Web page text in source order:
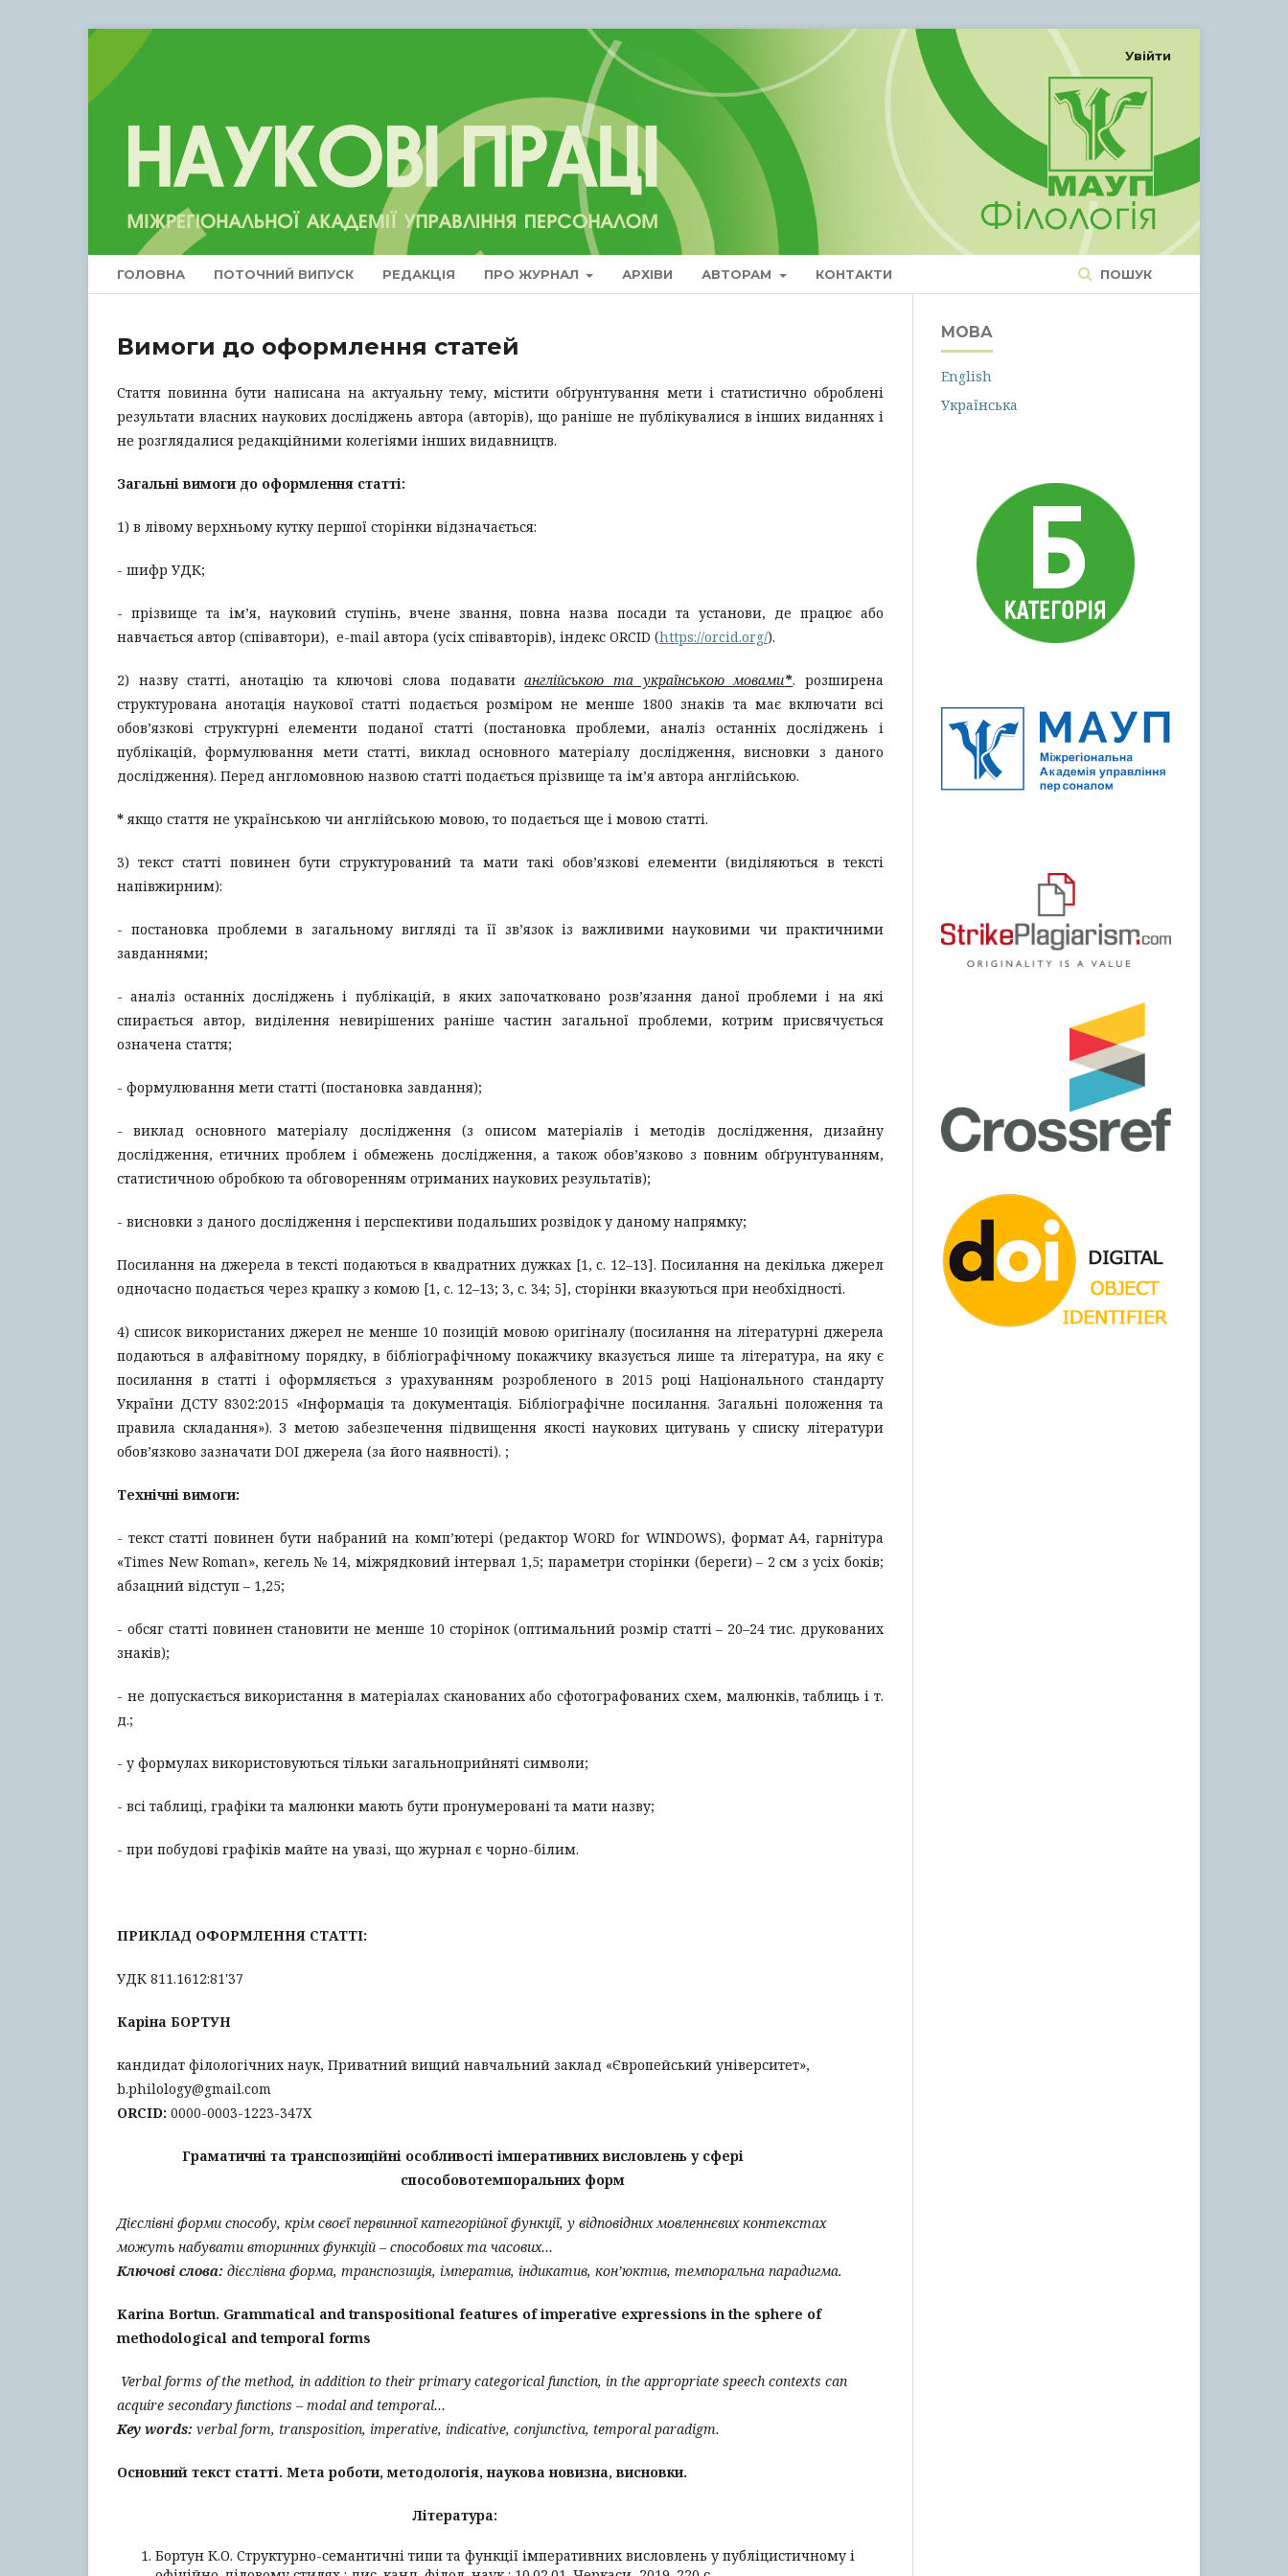
ГОЛОВНА ПОТОЧНИЙ ВИПУСК РЕДАКЦІЯ ПРО ЖУРНАЛ АРХІВИ АВТОРАМ КОНТАКТИ ПОШУК
Увійти
Вимоги до оформлення статей
Стаття повинна бути написана на актуальну тему, містити обґрунтування мети і статистично оброблені
результати власних наукових досліджень автора (авторів), що раніше не публікувалися в інших виданнях і
не розглядалися редакційними колегіями інших видавництв.
Загальні вимоги до оформлення статті:
1) в лівому верхньому кутку першої сторінки відзначається:
- шифр УДК;
- прізвище та ім’я, науковий ступінь, вчене звання, повна назва посади та установи, де працює або
навчається автор (співавтори), e-mail автора (усіх співавторів), індекс ORCID (https://orcid.org/).
2) назву статті, анотацію та ключові слова подаватианглійською та українською мовами*. розширена
структурована анотація наукової статті подається розміром не менше 1800 знаків та має включати всі
обов’язкові структурні елементи поданої статті (постановка проблеми, аналіз останніх досліджень і
публікацій, формулювання мети статті, виклад основного матеріалу дослідження, висновки з даного
дослідження). Перед англомовною назвою статті подається прізвище та ім’я автора англійською.
* якщо стаття не українською чи англійською мовою, то подається ще і мовою статті.
3) текст статті повинен бути структурований та мати такі обов’язкові елементи (виділяються в тексті
напівжирним):
- постановка проблеми в загальному вигляді та її зв’язок із важливими науковими чи практичними
завданнями;
- аналіз останніх досліджень і публікацій, в яких започатковано розв’язання даної проблеми і на які
спирається автор, виділення невирішених раніше частин загальної проблеми, котрим присвячується
означена стаття;
- формулювання мети статті (постановка завдання);
- виклад основного матеріалу дослідження (з описом матеріалів і методів дослідження, дизайну
дослідження, етичних проблем і обмежень дослідження, а також обов’язково з повним обґрунтуванням,
статистичною обробкою та обговоренням отриманих наукових результатів);
- висновки з даного дослідження і перспективи подальших розвідок у даному напрямку;
Посилання на джерела в тексті подаються в квадратних дужках [1, c. 12–13]. Посилання на декілька джерел
одночасно подається через крапку з комою [1, c. 12–13; 3, с. 34; 5], сторінки вказуються при необхідності.
4) список використаних джерел не менше 10 позицій мовою оригіналу (посилання на літературні джерела
подаються в алфавітному порядку, в бібліографічному покажчику вказується лише та література, на яку є
посилання в статті і оформляється з урахуванням розробленого в 2015 році Національного стандарту
України ДСТУ 8302:2015 «Інформація та документація. Бібліографічне посилання. Загальні положення та
правила складання»). З метою забезпечення підвищення якості наукових цитувань у списку літератури
обов’язково зазначати DOI джерела (за його наявності). ;
Технічні вимоги:
- текст статті повинен бути набраний на комп’ютері (редактор WORD for WINDOWS), формат А4, гарнітура
«Times New Roman», кегель № 14, міжрядковий інтервал 1,5; параметри сторінки (береги) – 2 см з усіх боків;
абзацний відступ – 1,25;
- обсяг статті повинен становити не менше 10 сторінок (оптимальний розмір статті – 20–24 тис. друкованих
знаків);
- не допускається використання в матеріалах сканованих або сфотографованих схем, малюнків, таблиць і т.
д.;
- у формулах використовуються тільки загальноприйняті символи;
- всі таблиці, графіки та малюнки мають бути пронумеровані та мати назву;
- при побудові графіків майте на увазі, що журнал є чорно-білим.
ПРИКЛАД ОФОРМЛЕННЯ СТАТТІ:
УДК 811.1612:81'37
Каріна БОРТУН
кандидат філологічних наук, Приватний вищий навчальний заклад «Європейський університет»,
b.philology@gmail.com
ORCID: 0000-0003-1223-347X
Граматичні та транспозиційні особливості імперативних висловлень у сфері
способовотемпоральних форм
Дієслівні форми способу, крім своєї первинної категорійної функції, у відповідних мовленнєвих контекстах
можуть набувати вторинних функцій – способових та часових…
Ключові слова: дієслівна форма, транспозиція, імператив, індикатив, кон’юктив, темпоральна парадигма.
Karina Bortun. Grammatical and transpositional features of imperative expressions in the sphere of
methodological and temporal forms
Verbal forms of the method, in addition to their primary categorical function, in the appropriate speech contexts can
acquire secondary functions – modal and temporal…
Key words: verbal form, transposition, imperative, indicative, conjunctiva, temporal paradigm.
Основний текст статті. Мета роботи, методологія, наукова новизна, висновки.
Література:
Бортун К.О. Структурно-семантичні типи та функції імперативних висловлень у публіцистичному і
МОВА
English
Українська